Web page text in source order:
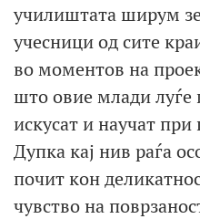
училиштата ширум
учесници од сите
во моментов на
што овие млади луѓе
искусат и научат
Дупка кај нив раѓа
почит кон
чувство на